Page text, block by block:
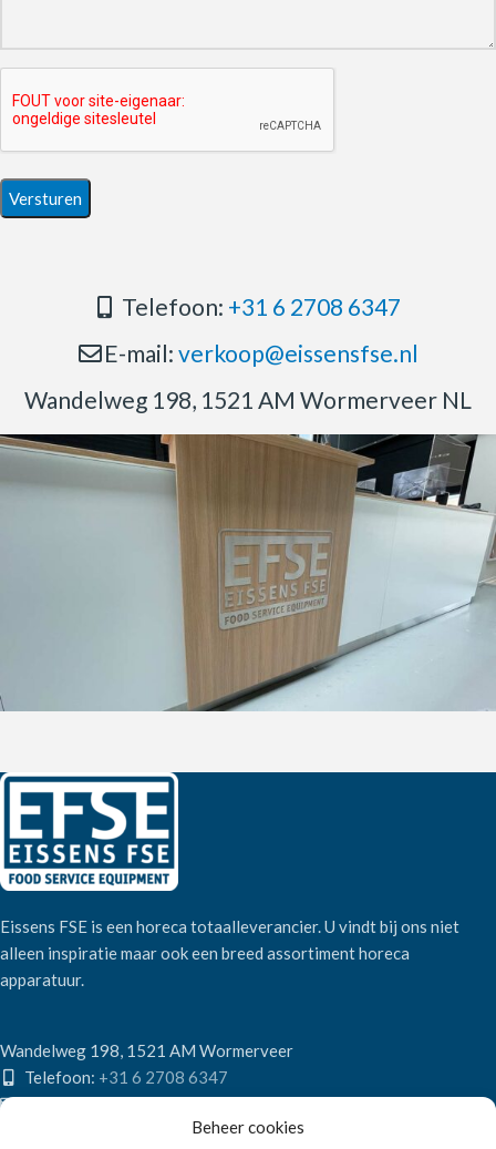
Beheer cookies
Telefoon: +31 6 2708 6347
E-mail: verkoop@eissensfse.nl
Wandelweg 198, 1521 AM Wormerveer NL
Eissens FSE is een horeca totaalleverancier. U vindt bij ons niet
alleen inspiratie maar ook een breed assortiment horeca
apparatuur.
Wandelweg 198, 1521 AM Wormerveer
Telefoon: +31 6 2708 6347
E-mail:verkoop@eissensfse.nl